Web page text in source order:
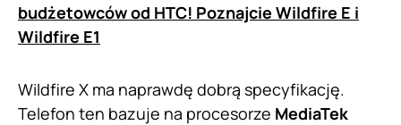
budżetowców od HTC! Poznajcie Wildfire E i
Wildfire E1
Wildfire X ma naprawdę dobrą specyfikację.
Telefon ten bazuje na procesorze MediaTek